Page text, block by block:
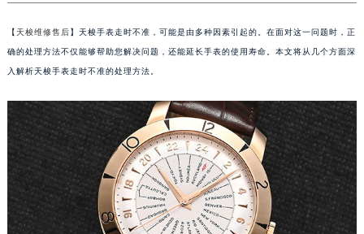
【天梭维修售后】天梭手表走时不准，可能是由多种因素引起的。在面对这一问题时，正
确的处理方法不仅能够帮助您解决问题，还能延长手表的使用寿命。本文将从几个方面深
入解析天梭手表走时不准的处理方法。